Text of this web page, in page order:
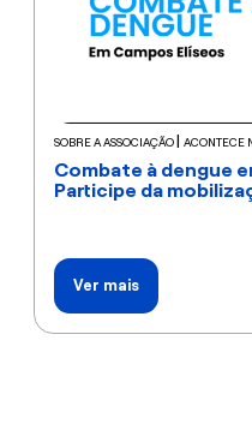
SOBRE A ASSOCIAÇÃO| ACONTECE
Combate à dengue
Participe da
Ver mais